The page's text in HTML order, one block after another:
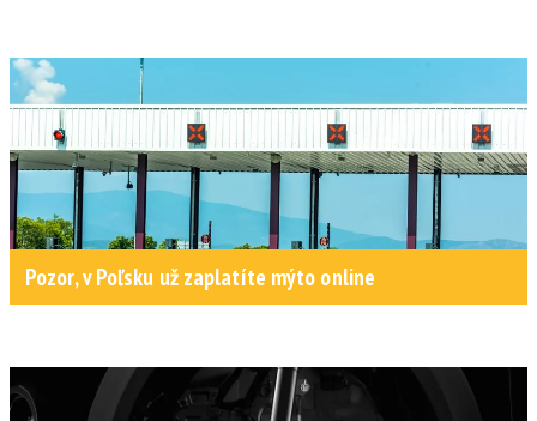
Pozor, v Poľsku už zaplatíte mýto online